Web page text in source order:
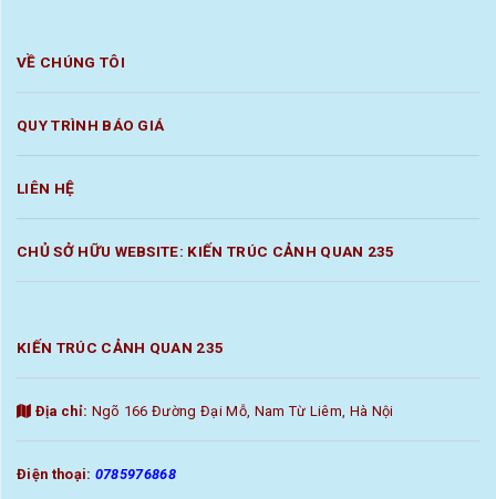
VỀ CHÚNG TÔI
QUY TRÌNH BÁO GIÁ
LIÊN HỆ
CHỦ SỞ HỮU WEBSITE: KIẾN TRÚC CẢNH QUAN 235
KIẾN TRÚC CẢNH QUAN 235
Địa chỉ: Ngõ 166 Đường Đại Mỗ, Nam Từ Liêm, Hà Nội
Điện thoại: 0785976868